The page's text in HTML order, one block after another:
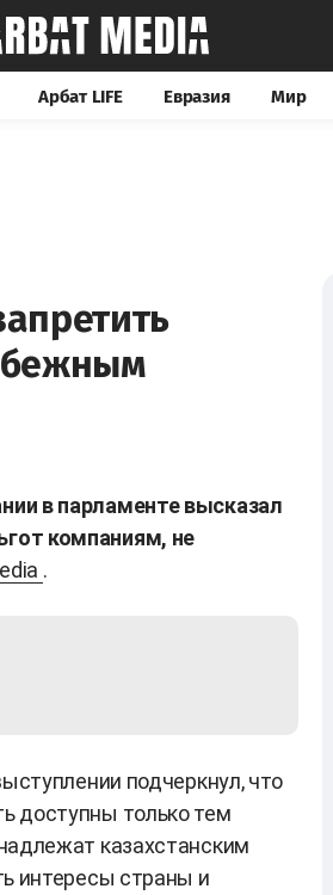
Арбат LIFE Евразия Мир
в парламенте высказал
компаниям, не
.
подчеркнул, что
доступны только тем
казахстанским
интересы страны и